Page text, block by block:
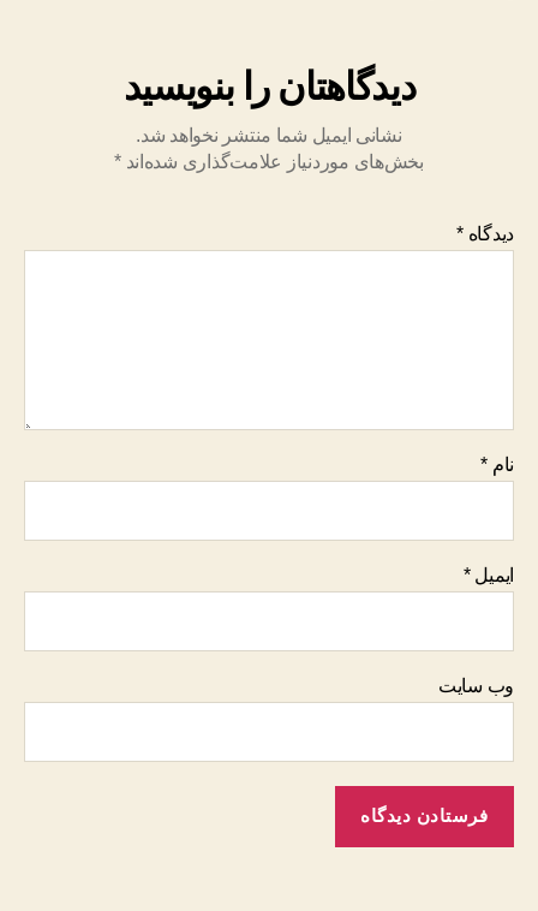
دیدگاهتان را بنویسید
نشانی ایمیل شما منتشر نخواهد شد.
بخش‌های موردنیاز علامت‌گذاری شده‌اند*
دیدگاه*
نام *
ایمیل*
وب‌ سایت